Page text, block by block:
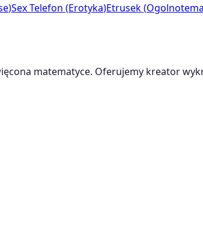
)Sex Telefon (Erotyka)Etrusek(
matematyce. Oferujemy kreator